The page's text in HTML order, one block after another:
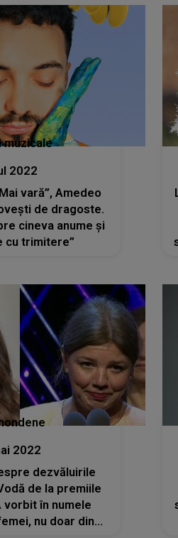
muzicale
2022
vară”, Amedeo
de dragoste.
cineva anume și
cu trimitere”
2022
dezvăluirile
de la premiile
vorbit în numele
nu doar din